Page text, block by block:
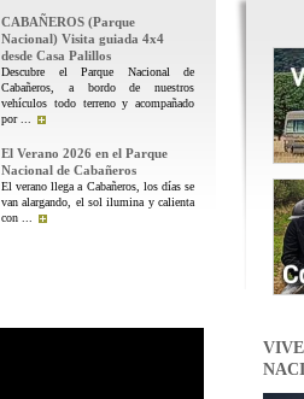
CABAÑEROS (Parque
Nacional) Visita guiada 4x4
desde Casa Palillos
Descubre el Parque Nacional de
Cabañeros, a bordo de nuestros
vehículos todo terreno y acompañado
por ...
El Verano 2026 en el Parque
Nacional de Cabañeros
El verano llega a Cabañeros, los días se
van alargando, el sol ilumina y calienta
con ...